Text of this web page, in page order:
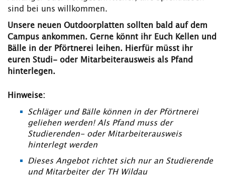
TH Online-Portal Personensuche English
sind bei uns willkommen.
Unsere neuen Outdoorplatten sollten bald auf dem
Campus ankommen. Gerne könnt ihr Euch Kellen und
Bälle in der Pförtnerei leihen. Hierfür müsst ihr
euren Studi- oder Mitarbeiterausweis als Pfand
hinterlegen.
Hinweise:
Schläger und Bälle können in der Pförtnerei
geliehen werden! Als Pfand muss der
Studierenden- oder Mitarbeiterausweis
hinterlegt werden
Dieses Angebot richtet sich nur an Studierende
und Mitarbeiter der TH Wildau